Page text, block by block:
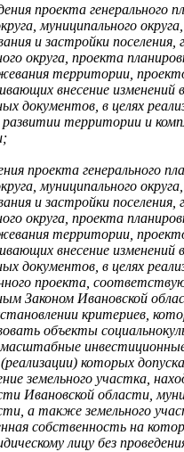
проекта генерального
муниципального
и застройки поселения,
округа, проекта
территории,
внесение изменений
документов, в целях
развитии территории и
проекта генерального
муниципального
и застройки поселения,
округа, проекта
территории,
внесение изменений
документов, в целях
проекта,
Законом Ивановской
критериев,
объекты
масштабные
которых
земельного участка,
Ивановской области,
а также земельного
собственность на
лицу без